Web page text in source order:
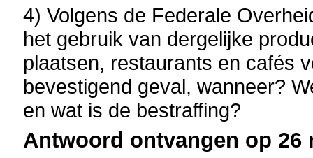
4) Volgens de Federale
het gebruik van dergelijke
plaatsen, restaurants en cafés
bevestigend geval, wanneer?
en wat is de bestraffing?
Antwoord ontvangen op 26